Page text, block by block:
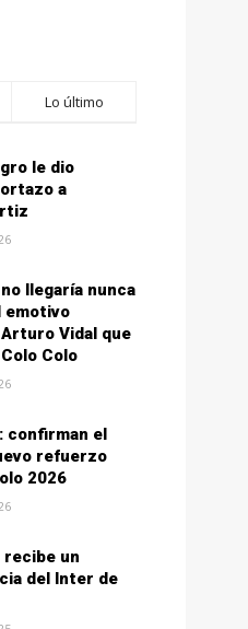
Lo último
le dio
a
llegaría nunca
emotivo
Vidal que
Colo
confirman el
refuerzo
2026
recibe un
del Inter de